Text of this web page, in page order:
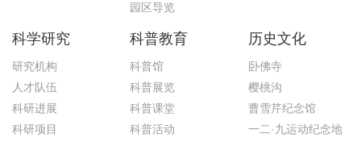
园区导览
科学研究
研究机构
人才队伍
科研进展
科研项目
科普教育
科普馆
科普展览
科普课堂
科普活动
历史文化
卧佛寺
樱桃沟
曹雪芹纪念馆
一二·九运动纪念地